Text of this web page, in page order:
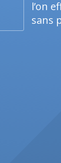
l’on
sans